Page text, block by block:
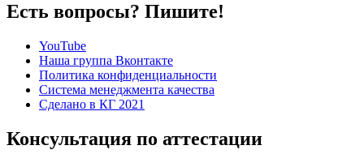
Есть вопросы? Пишите!
YouTube
Наша группа Вконтакте
Политика конфиденциальности
Система менеджмента качества
Сделано в КГ 2021
Консультация по аттестации